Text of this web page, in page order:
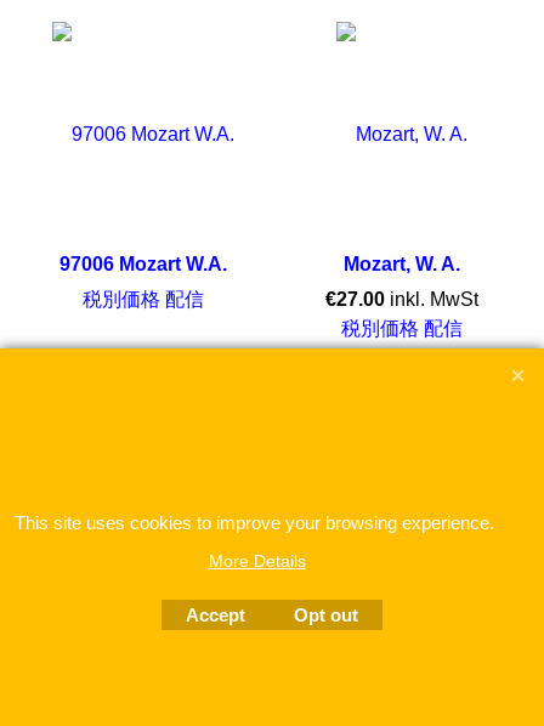
97006 Mozart W.A.
税別価格 配信
Mozart, W. A.
€27.00 inkl. MwSt
税別価格 配信
To create online store
ShopFactory eCommerce
This site uses cookies to improve your browsing experience.
More Details
Accept Opt out